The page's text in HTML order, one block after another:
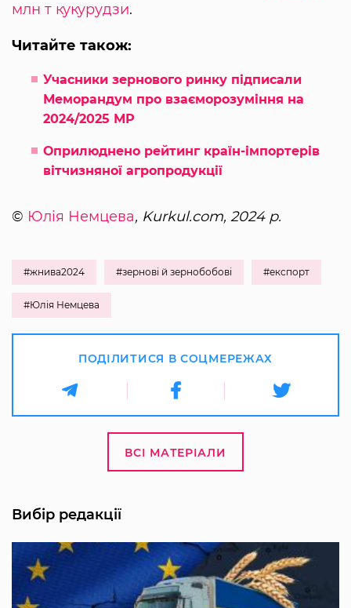
млн т кукурудзи.
Читайте також:
Учасники зернового ринку підписали
Меморандум про взаєморозуміння на
2024/2025 МР
Оприлюднено рейтинг країн-імпортерів
вітчизняної агропродукції
© Юлія Немцева, Kurkul.com, 2024 р.
#жнива2024 #зернові й зернобобові #експорт
#Юлія Немцева
ПОДІЛИТИСЯ В СОЦМЕРЕЖАХ
ВСІ МАТЕРІАЛИ
Вибір редакції